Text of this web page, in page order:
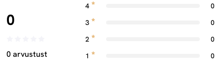
0
0 arvustust
4
0
3
0
2
0
1
0